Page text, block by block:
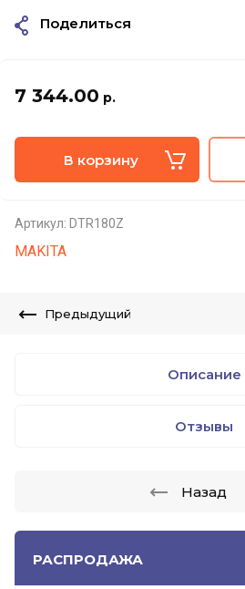
РАСПРОДАЖА
7 344.00 р.
В корзину
Артикул: DTR180Z
MAKITA
Поделиться
Предыдущий
Описание
Отзывы
Назад